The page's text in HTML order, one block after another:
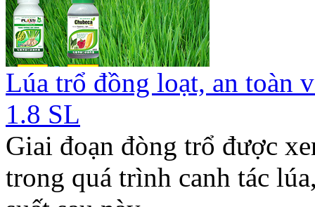
Lúa trổ đồng loạt, an toàn
1.8 SL
Giai đoạn đòng trổ được
trong quá trình canh tác